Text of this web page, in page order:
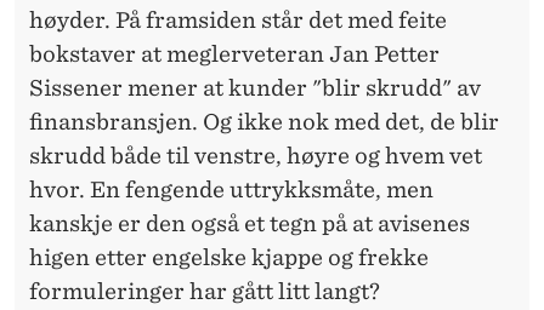
høyder. På framsiden står det med feite
bokstaver at meglerveteran Jan Petter
Sissener mener at kunder "blir skrudd" av
finansbransjen. Og ikke nok med det, de blir
skrudd både til venstre, høyre og hvem vet
hvor. En fengende uttrykksmåte, men
kanskje er den også et tegn på at avisenes
higen etter engelske kjappe og frekke
formuleringer har gått litt langt?